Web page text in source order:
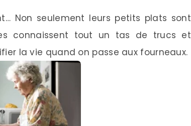
Non seulement leurs petits plats sont
connaissent tout un tas de trucs et
la vie quand on passe aux fourneaux.